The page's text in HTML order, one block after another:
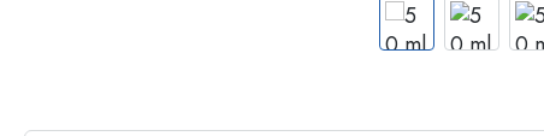
Glazen flessen met hengsel
Flessen met lange hals